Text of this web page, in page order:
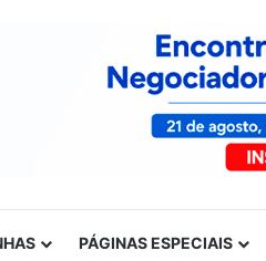
PÁGINAS ESPECIAIS